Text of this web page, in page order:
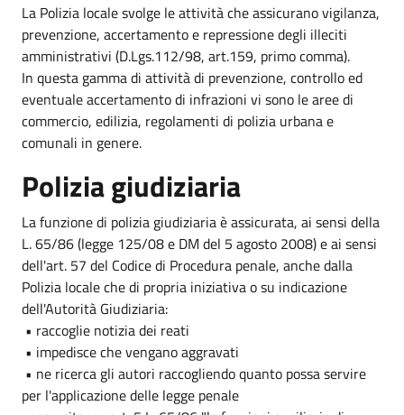
La Polizia locale svolge le attività che assicurano vigilanza,
prevenzione, accertamento e repressione degli illeciti
amministrativi (D.Lgs.112/98, art.159, primo comma).
In questa gamma di attività di prevenzione, controllo ed
eventuale accertamento di infrazioni vi sono le aree di
commercio, edilizia, regolamenti di polizia urbana e
comunali in genere.
Polizia giudiziaria
La funzione di polizia giudiziaria è assicurata, ai sensi della
L. 65/86 (legge 125/08 e DM del 5 agosto 2008) e ai sensi
dell'art. 57 del Codice di Procedura penale, anche dalla
Polizia locale che di propria iniziativa o su indicazione
dell'Autorità Giudiziaria:
• raccoglie notizia dei reati
• impedisce che vengano aggravati
• ne ricerca gli autori raccogliendo quanto possa servire
per l'applicazione delle legge penale